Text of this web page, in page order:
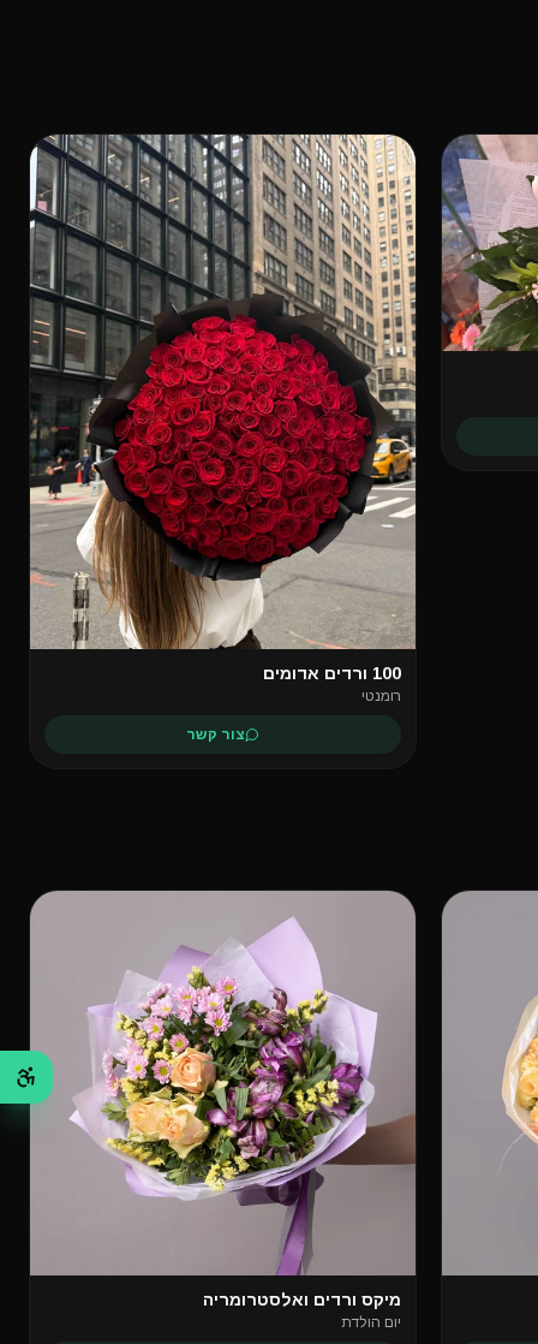
זר טרי אצלך בדלת · 7 ימים בשבוע · משלוח מיידי זמין
בדוק זמינות
בתלוי באזור חלוקה · בשעות הפעילות
💕 רומנטי
100 ורדים אדומים
רומנטי
צור קשר
מיקס ורדים ואלסטרומריה
יום הולדת